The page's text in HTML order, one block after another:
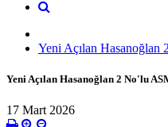
Yeni Açılan Hasanoğlan
Yeni Açılan Hasanoğlan 2 No'lu
17 Mart 2026